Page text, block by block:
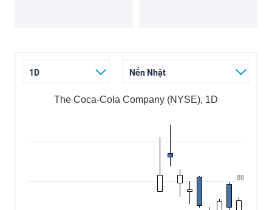
1D Nến Nhật
The Coca-Cola Company (NYSE), 1D
88